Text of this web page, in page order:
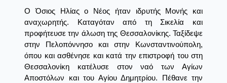
Ο Όσιος Ηλίας ο Νέος ήταν ιδρυτής Μονής και
αναχωρητής. Καταγόταν από τη Σικελία και
προφήτευσε την άλωση της Θεσσαλονίκης. Ταξίδεψε
στην Πελοπόννησο και στην Κωνσταντινούπολη,
όπου και ασθένησε και κατά την επιστροφή του στη
Θεσσαλονίκη κατέλυσε στον ναό των Αγίων
Αποστόλων και του Αγίου Δημητρίου. Πέθανε την